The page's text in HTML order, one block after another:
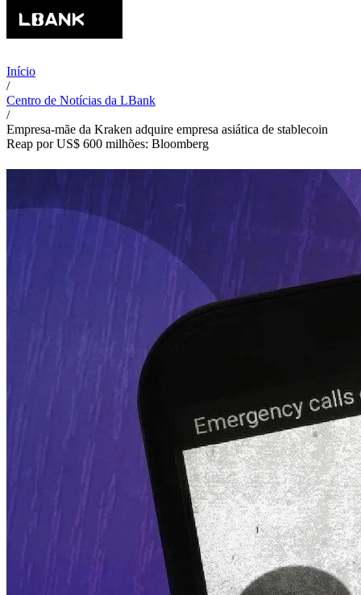
Início
/
Centro de Notícias da LBank
/
Empresa-mãe da Kraken adquire empresa asiática de stablecoin
Reap por US$ 600 milhões: Bloomberg